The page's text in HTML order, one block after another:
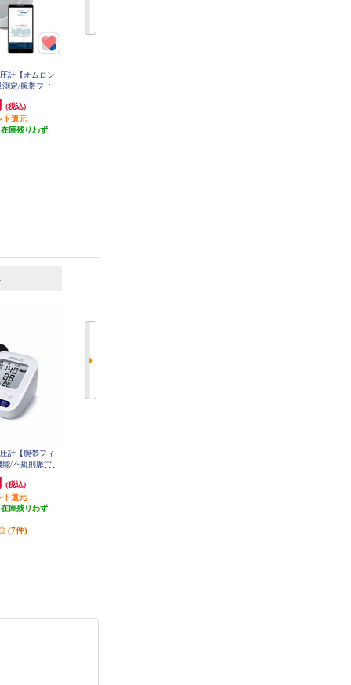
計【オムロン
定/腕帯フィ
(税込)
ト還元
庫残りわず
計【腕帯フィ
能/不規則脈波
7202
(税込)
ト還元
庫残りわず
(7件)